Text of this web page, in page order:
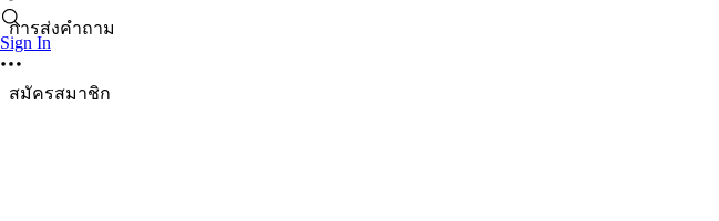
Sign In
การส่งคำถาม
สมัครสมาชิก